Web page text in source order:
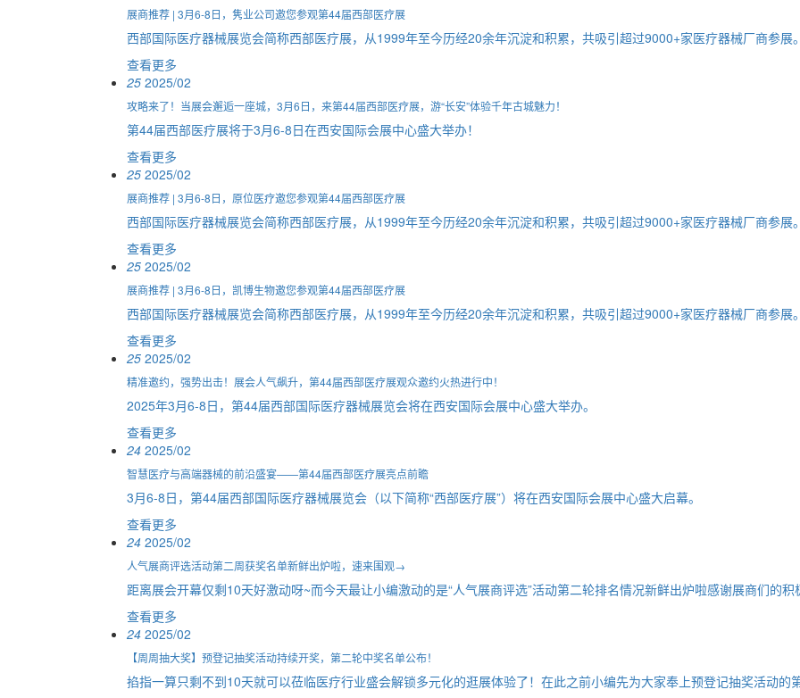
展商推荐 | 3月6-8日，隽业公司邀您参观第44届西部医疗展
西部国际医疗器械展览会简称西部医疗展，从1999年至今历经20余年沉淀和积累，共吸引超过9000+家医疗器械厂商参展。
查看更多
25 2025/02
攻略来了！当展会邂逅一座城，3月6日，来第44届西部医疗展，游“长安”体验千年古城魅力！
第44届西部医疗展将于3月6-8日在西安国际会展中心盛大举办！
查看更多
25 2025/02
展商推荐 | 3月6-8日，原位医疗邀您参观第44届西部医疗展
西部国际医疗器械展览会简称西部医疗展，从1999年至今历经20余年沉淀和积累，共吸引超过9000+家医疗器械厂商参展。
查看更多
25 2025/02
展商推荐 | 3月6-8日，凯博生物邀您参观第44届西部医疗展
西部国际医疗器械展览会简称西部医疗展，从1999年至今历经20余年沉淀和积累，共吸引超过9000+家医疗器械厂商参展。
查看更多
25 2025/02
精准邀约，强势出击！展会人气飙升，第44届西部医疗展观众邀约火热进行中！
2025年3月6-8日，第44届西部国际医疗器械展览会将在西安国际会展中心盛大举办。
查看更多
24 2025/02
智慧医疗与高端器械的前沿盛宴——第44届西部医疗展亮点前瞻
3月6-8日，第44届西部国际医疗器械展览会（以下简称“西部医疗展”）将在西安国际会展中心盛大启幕。
查看更多
24 2025/02
人气展商评选活动第二周获奖名单新鲜出炉啦，速来围观→
距离展会开幕仅剩10天好激动呀~而今天最让小编激动的是“人气展商评选”活动第二轮排名情况新鲜出炉啦感谢展商们的积
查看更多
24 2025/02
【周周抽大奖】预登记抽奖活动持续开奖，第二轮中奖名单公布！
掐指一算只剩不到10天就可以莅临医疗行业盛会解锁多元化的逛展体验了！在此之前小编先为大家奉上预登记抽奖活动的